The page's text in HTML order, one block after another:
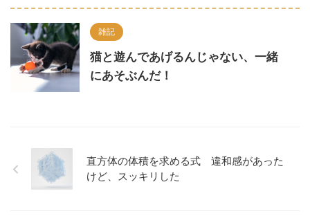
雑記
猫と遊んであげるんじゃない、一緒
にあそぶんだ！
直方体の体積を求める式 違和感があった
けど、スッキリした